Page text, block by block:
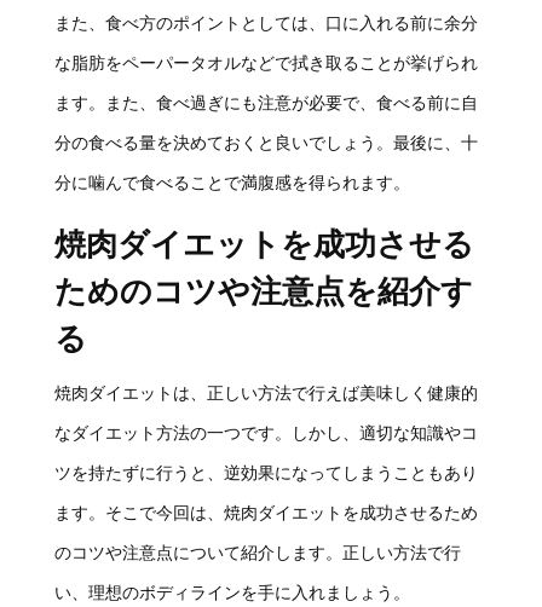
また、食べ方のポイントとしては、口に入れる前に余分
な脂肪をペーパータオルなどで拭き取ることが挙げられ
ます。また、食べ過ぎにも注意が必要で、食べる前に自
分の食べる量を決めておくと良いでしょう。最後に、十
分に噛んで食べることで満腹感を得られます。
焼肉ダイエットを成功させる
ためのコツや注意点を紹介す
る
焼肉ダイエットは、正しい方法で行えば美味しく健康的
なダイエット方法の一つです。しかし、適切な知識やコ
ツを持たずに行うと、逆効果になってしまうこともあり
ます。そこで今回は、焼肉ダイエットを成功させるため
のコツや注意点について紹介します。正しい方法で行
い、理想のボディラインを手に入れましょう。